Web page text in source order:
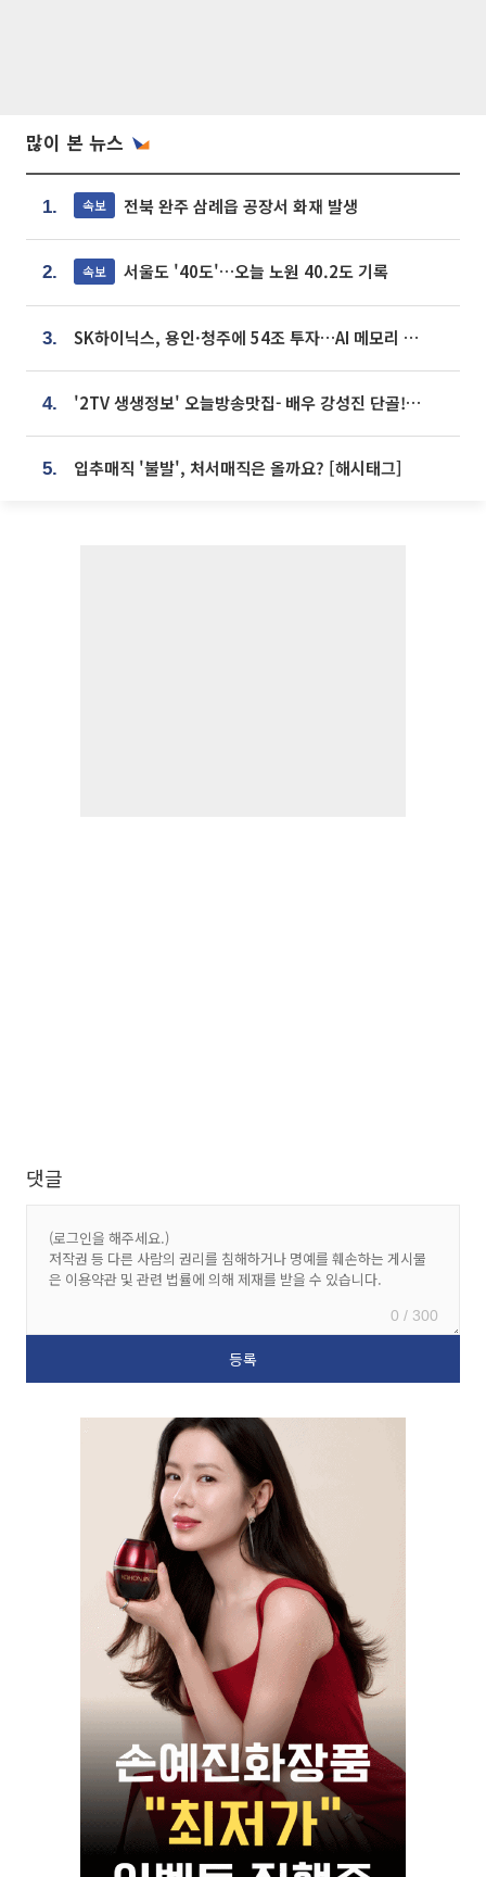
많이 본 뉴스
1. 속보 전북 완주 삼례읍 공장서 화재 발생
2. 속보 서울도 '40도'…오늘 노원 40.2도 기록
3. SK하이닉스, 용인·청주에 54조 투자…AI 메모리 생산기지 키운다
4. '2TV 생생정보' 오늘방송맛집- 배우 강성진 단골! 쌀국수ㆍ푸팟퐁 커리 맛집 '블○○○'
5. 입추매직 '불발', 처서매직은 올까요? [해시태그]
댓글
0 / 300